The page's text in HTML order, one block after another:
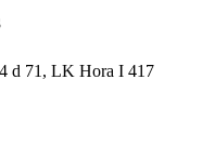
d 71, LK Hora I 417